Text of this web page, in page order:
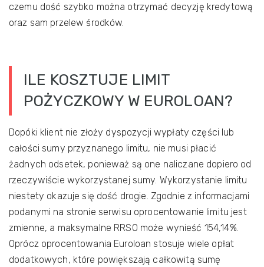
czemu dość szybko można otrzymać decyzję kredytową
oraz sam przelew środków.
ILE KOSZTUJE LIMIT
POŻYCZKOWY W EUROLOAN?
Dopóki klient nie złoży dyspozycji wypłaty części lub
całości sumy przyznanego limitu, nie musi płacić
żadnych odsetek, ponieważ są one naliczane dopiero od
rzeczywiście wykorzystanej sumy. Wykorzystanie limitu
niestety okazuje się dość drogie. Zgodnie z informacjami
podanymi na stronie serwisu oprocentowanie limitu jest
zmienne, a maksymalne RRSO może wynieść 154,14%.
Oprócz oprocentowania Euroloan stosuje wiele opłat
dodatkowych, które powiększają całkowitą sumę